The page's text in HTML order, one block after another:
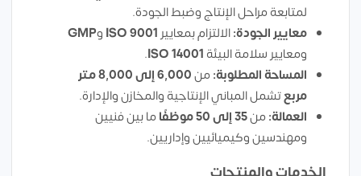
لمتابعة مراحل الإنتاج وضبط الجودة.
معايير الجودة:الالتزام بمعاييرISO 9001 وGMP
ومعايير سلامة البيئة ISO 14001
.
المساحة المطلوبة:من
6,000 إلى 8,000 متر
مربعتشمل المباني الإنتاجية والمخازن والإدارة.
العمالة:من35 إلى 50 موظفًا
ما بين فنيين
ومهندسين وكيميائيين وإداريين.